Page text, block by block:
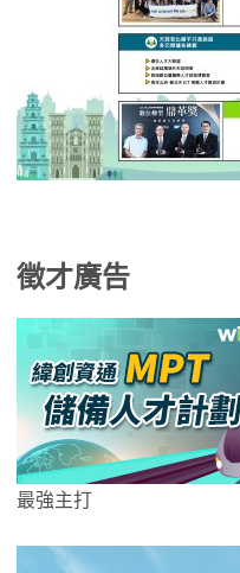
徵才廣告
最強主打